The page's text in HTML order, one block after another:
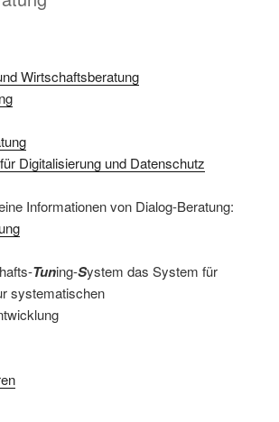
Wirtschaftsberatung
Digitalisierung und Datenschutz
Informationen von Dialog-Beratung:
Tuning-System das System für
systematischen